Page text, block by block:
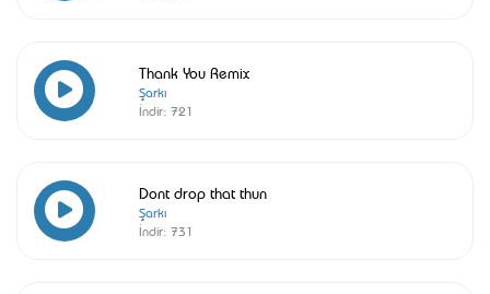
Thank You Remix
Şarkı
İndir: 721
Dont drop that thun
Şarkı
İndir: 731